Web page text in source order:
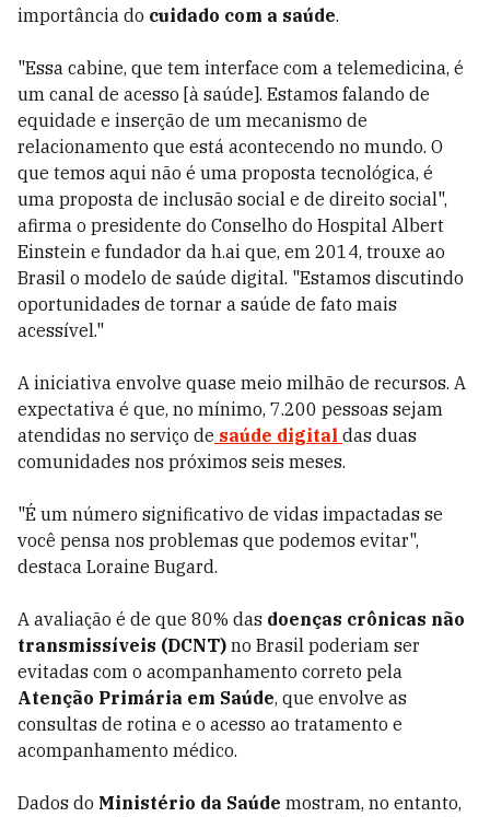
importância do cuidado com a saúde.
"Essa cabine, que tem interface com a telemedicina, é
um canal de acesso [à saúde]. Estamos falando de
equidade e inserção de um mecanismo de
relacionamento que está acontecendo no mundo. O
que temos aqui não é uma proposta tecnológica, é
uma proposta de inclusão social e de direito social",
afirma o presidente do Conselho do Hospital Albert
Einstein e fundador da h.ai que, em 2014, trouxe ao
Brasil o modelo de saúde digital. "Estamos discutindo
oportunidades de tornar a saúde de fato mais
acessível."
A iniciativa envolve quase meio milhão de recursos. A
expectativa é que, no mínimo, 7.200 pessoas sejam
atendidas no serviço de saúde digital das duas
comunidades nos próximos seis meses.
"É um número significativo de vidas impactadas se
você pensa nos problemas que podemos evitar",
destaca Loraine Bugard.
A avaliação é de que 80% das doenças crônicas não
transmissíveis (DCNT) no Brasil poderiam ser
evitadas com o acompanhamento correto pela
Atenção Primária em Saúde, que envolve as
consultas de rotina e o acesso ao tratamento e
acompanhamento médico.
Dados do Ministério da Saúde mostram, no entanto,